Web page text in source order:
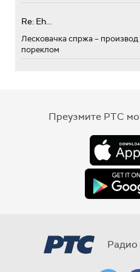
Re: Eh...
Лесковачка спржа –
пореклом
Преузмите РТС
Радио